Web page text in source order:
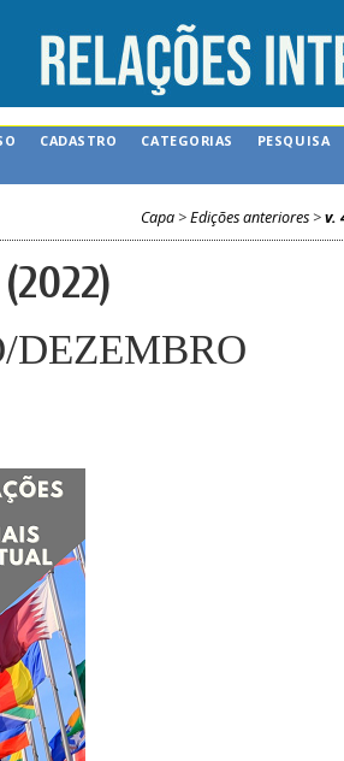
CADASTRO CATEGORIAS
PESQUISA
Capa>Edições anteriores>v.
DEZEMBRO